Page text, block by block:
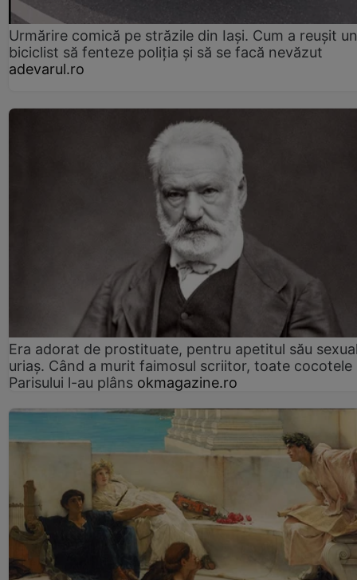
Urmărire comică pe străzile din Iași. Cum a reușit un
biciclist să fenteze poliția și să se facă nevăzut
adevarul.ro
Era adorat de prostituate, pentru apetitul său
uriaș. Când a murit faimosul scriitor, toate cocotele
Parisului l-au plâns okmagazine.ro